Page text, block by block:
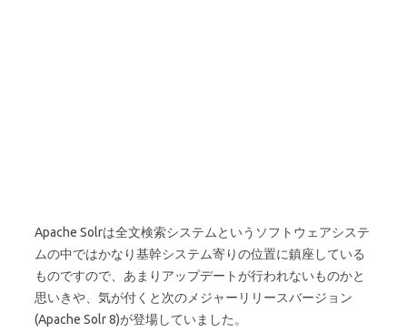
Apache Solrは全文検索システムというソフトウェアシステ
ムの中ではかなり基幹システム寄りの位置に鎮座している
ものですので、あまりアップデートが行われないものかと
思いきや、気が付くと次のメジャーリリースバージョン
(Apache Solr 8)が登場していました。